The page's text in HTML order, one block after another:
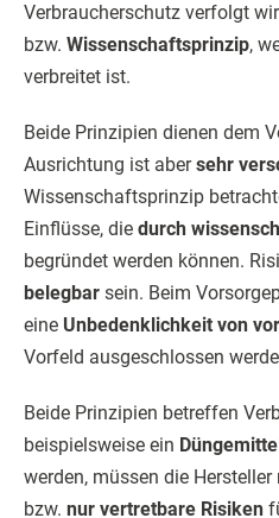
Verbraucherschutz verfolgt
bzw. Wissenschaftsprinzip,
verbreitet ist.
Beide Prinzipien dienen dem
Ausrichtung ist abersehr
Wissenschaftsprinzip
Einflüsse, die durch
begründet werden können.
belegbar sein. Beim
eine Unbedenklichkeit von
Vorfeld ausgeschlossen
Beide Prinzipien betreffen
beispielsweise ein
werden, müssen die
bzw. nur vertretbare Risiken